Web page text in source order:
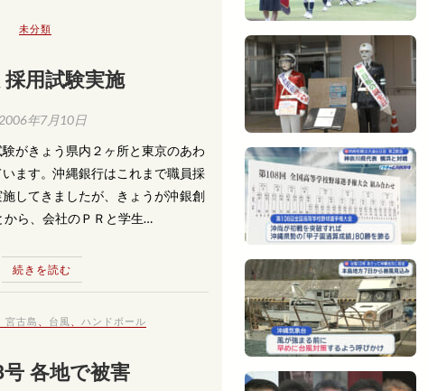
未分類
用試験実施
2006年7月10日
がきょう県内２ヶ所と東京のあわ
ます。沖縄銀行はこれまで職員採
してきましたが、きょうが沖銀創
から、会社のＰＲと学生…
続きを読む
、宮古島 台風 ハンドボール
号 各地で被害